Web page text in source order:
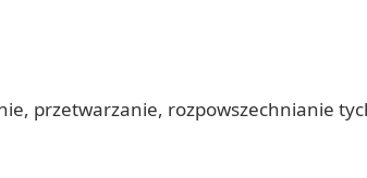
przetwarzanie, rozpowszechnianie